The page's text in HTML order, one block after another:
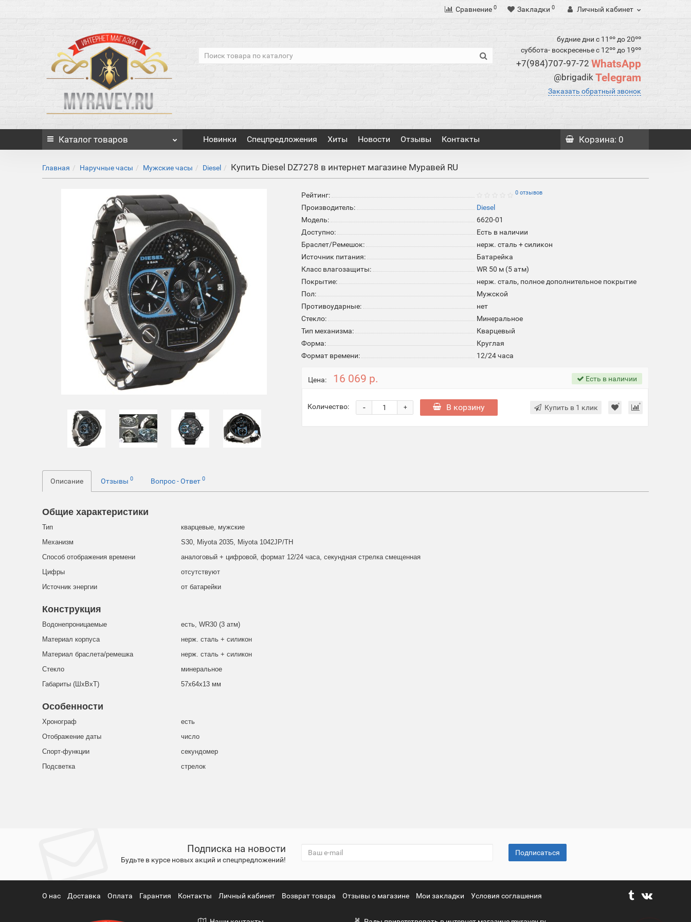
Сравнение 0 Закладки 0 Личный кабинет
будние дни с 11ºº до 20ºº
суббота- воскресенье с 12ºº до 19ºº
+7(984)707-97-72 WhatsApp
@brigadikTelegram
Заказать обратный звонок
Каталог товаров Новинки Спецпредложения Хиты Новости Отзывы Контакты Корзина: 0
Главная Наручные часы Мужские часы Diesel Купить Diesel DZ7278 в интернет магазине Муравей RU
Рейтинг: 0 отзывов
Производитель:
Diesel
Модель:
6620-01
Доступно:
Есть в наличии
Браслет/Ремешок:
нерж. сталь + силикон
Источник питания:
Батарейка
Класс влагозащиты:
WR 50 м (5 атм)
Покрытие:
нерж. сталь, полное дополнительное покрытие
Пол:
Мужской
Противоударные:
нет
Стекло:
Минеральное
Тип механизма:
Кварцевый
Форма:
Круглая
Формат времени:
12/24 часа
Цена: 16 069 р. Есть в наличии
Количество: +
- В корзину Купить в 1 клик
Описание Отзывы0 Вопрос - Ответ0
Общие характеристики
Тип
кварцевые, мужские
Механизм
S30, Miyota 2035, Miyota 1042JP/TH
Способ отображения времени
аналоговый + цифровой, формат 12/24 часа, секундная стрелка смещенная
Цифры
отсутствуют
Источник энергии
от батарейки
Конструкция
Водонепроницаемые
есть, WR30 (3 атм)
Материал корпуса
нерж. сталь + силикон
Материал браслета/ремешка
нерж. сталь + силикон
Стекло
минеральное
Габариты (ШхВхТ)
57x64x13 мм
Особенности
Хронограф
есть
Отображение даты
число
Спорт-функции
секундомер
Подсветка
стрелок
Подписка на новости
Будьте в курсе новых акций и спецпредложений!
Подписаться
О нас Доставка Оплата Гарантия Контакты Личный кабинет Возврат товара Отзывы о магазине Мои закладки Условия соглашения